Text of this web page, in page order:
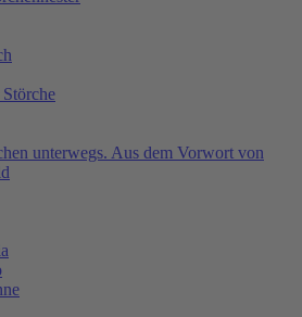
unterwegs. Aus dem Vorwort von